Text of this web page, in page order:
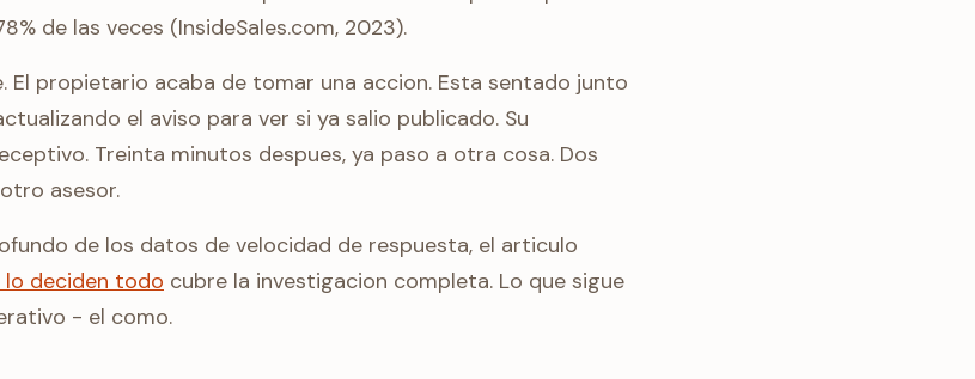
de las veces (InsideSales.com, 2023).
El propietario acaba de tomar una accion. Esta sentado junto
el aviso para ver si ya salio publicado. Su
Treinta minutos despues, ya paso a otra cosa. Dos
asesor.
de los datos de velocidad de respuesta, el articulo
deciden todo cubre la investigacion completa. Lo que sigue
- el como.